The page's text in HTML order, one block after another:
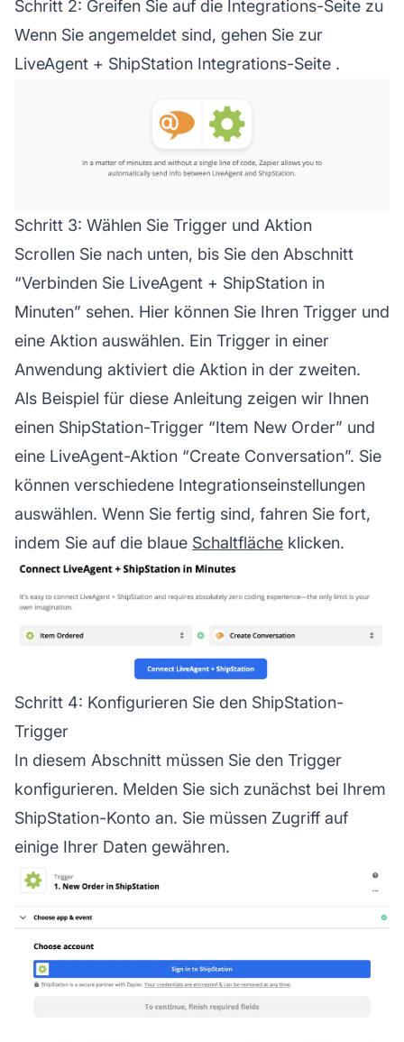
Schritt 2: Greifen Sie auf die Integrations-Seite zu
Wenn Sie angemeldet sind, gehen Sie zur
LiveAgent + ShipStation Integrations-Seite .
Schritt 3: Wählen Sie Trigger und Aktion
Scrollen Sie nach unten, bis Sie den Abschnitt
“Verbinden Sie LiveAgent + ShipStation in
Minuten” sehen. Hier können Sie Ihren Trigger und
eine Aktion auswählen. Ein Trigger in einer
Anwendung aktiviert die Aktion in der zweiten.
Als Beispiel für diese Anleitung zeigen wir Ihnen
einen ShipStation-Trigger “Item New Order” und
eine LiveAgent-Aktion “Create Conversation”. Sie
können verschiedene Integrationseinstellungen
auswählen. Wenn Sie fertig sind, fahren Sie fort,
indem Sie auf die blaue Schaltfläche klicken.
Schritt 4: Konfigurieren Sie den ShipStation-
Trigger
In diesem Abschnitt müssen Sie den Trigger
konfigurieren. Melden Sie sich zunächst bei Ihrem
ShipStation-Konto an. Sie müssen Zugriff auf
einige Ihrer Daten gewähren.